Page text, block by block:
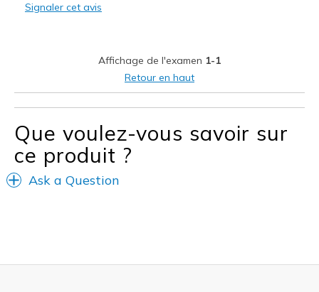
Feels true to width
Signaler cet avis
Affichage de l'examen 1-1
Retour en haut
Que voulez-vous savoir sur
ce produit ?
Ask a Question